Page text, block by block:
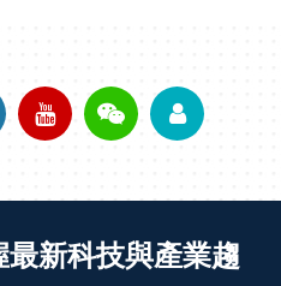
新科技與產業趨